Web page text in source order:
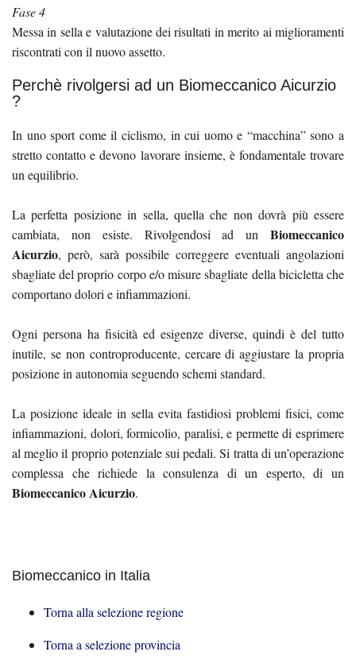
Fase 4
Messa in sella e valutazione dei risultati in merito ai miglioramenti
riscontrati con il nuovo assetto.
Perchè rivolgersi ad un Biomeccanico Aicurzio
?
In uno sport come il ciclismo, in cui uomo e “macchina” sono a
stretto contatto e devono lavorare insieme, è fondamentale trovare
un equilibrio.
La perfetta posizione in sella, quella che non dovrà più essere
cambiata, non esiste. Rivolgendosi ad un Biomeccanico
Aicurzio, però, sarà possibile correggere eventuali angolazioni
sbagliate del proprio corpo e/o misure sbagliate della bicicletta che
comportano dolori e infiammazioni.
Ogni persona ha fisicità ed esigenze diverse, quindi è del tutto
inutile, se non controproducente, cercare di aggiustare la propria
posizione in autonomia seguendo schemi standard.
La posizione ideale in sella evita fastidiosi problemi fisici, come
infiammazioni, dolori, formicolio, paralisi, e permette di esprimere
al meglio il proprio potenziale sui pedali. Si tratta di un’operazione
complessa che richiede la consulenza di un esperto, di un
Biomeccanico Aicurzio.
Biomeccanico in Italia
Torna alla selezione regione
Torna a selezione provincia